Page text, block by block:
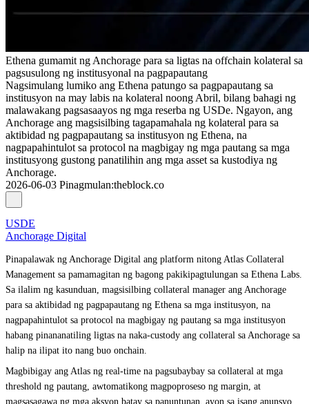
Ethena gumamit ng Anchorage para sa ligtas na offchain kolateral sa
pagsusulong ng institusyonal na pagpapautang
Nagsimulang lumiko ang Ethena patungo sa pagpapautang sa
institusyon na may labis na kolateral noong Abril, bilang bahagi ng
malawakang pagsasaayos ng mga reserba ng USDe. Ngayon, ang
Anchorage ang magsisilbing tagapamahala ng kolateral para sa
aktibidad ng pagpapautang sa institusyon ng Ethena, na
nagpapahintulot sa protocol na magbigay ng mga pautang sa mga
institusyong gustong panatilihin ang mga asset sa kustodiya ng
Anchorage.
2026-06-03 Pinagmulan:theblock.co
USDE
Anchorage Digital
Pinapalawak ng Anchorage Digital ang platform nitong Atlas Collateral
Management sa pamamagitan ng bagong pakikipagtulungan sa Ethena Labs.
Sa ilalim ng kasunduan, magsisilbing collateral manager ang Anchorage
para sa aktibidad ng pagpapautang ng Ethena sa mga institusyon, na
nagpapahintulot sa protocol na magbigay ng pautang sa mga institusyon
habang pinananatiling ligtas na naka-custody ang collateral sa Anchorage sa
halip na ilipat ito nang buo onchain.
Magbibigay ang Atlas ng real-time na pagsubaybay sa collateral at mga
threshold ng pautang, awtomatikong magpoproseso ng margin, at
magsasagawa ng mga aksyon batay sa panuntunan, ayon sa isang anunsyo